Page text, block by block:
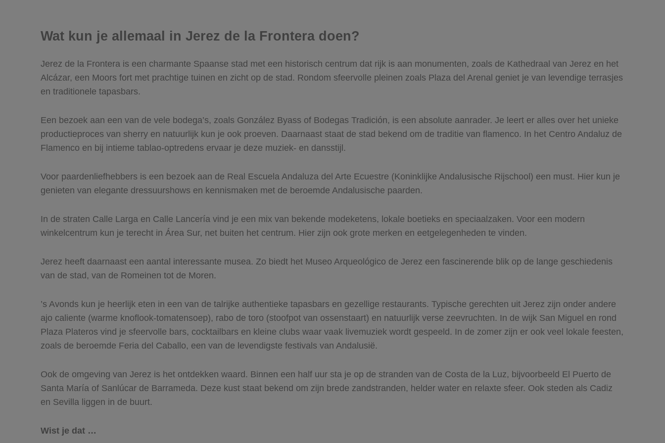
Wat kun je allemaal in Jerez de la Frontera doen?
Jerez de la Frontera is een charmante Spaanse stad met een historisch centrum dat rijk is aan monumenten, zoals de Kathedraal van Jerez en het
Alcázar, een Moors fort met prachtige tuinen en zicht op de stad. Rondom sfeervolle pleinen zoals Plaza del Arenal geniet je van levendige terrasjes
en traditionele tapasbars.
Een bezoek aan een van de vele bodega’s, zoals González Byass of Bodegas Tradición, is een absolute aanrader. Je leert er alles over het unieke
productieproces van sherry en natuurlijk kun je ook proeven. Daarnaast staat de stad bekend om de traditie van flamenco. In het Centro Andaluz de
Flamenco en bij intieme tablao-optredens ervaar je deze muziek- en dansstijl.
Voor paardenliefhebbers is een bezoek aan de Real Escuela Andaluza del Arte Ecuestre (Koninklijke Andalusische Rijschool) een must. Hier kun je
genieten van elegante dressuurshows en kennismaken met de beroemde Andalusische paarden.
In de straten Calle Larga en Calle Lancería vind je een mix van bekende modeketens, lokale boetieks en speciaalzaken. Voor een modern
winkelcentrum kun je terecht in Área Sur, net buiten het centrum. Hier zijn ook grote merken en eetgelegenheden te vinden.
Jerez heeft daarnaast een aantal interessante musea. Zo biedt het Museo Arqueológico de Jerez een fascinerende blik op de lange geschiedenis
van de stad, van de Romeinen tot de Moren.
’s Avonds kun je heerlijk eten in een van de talrijke authentieke tapasbars en gezellige restaurants. Typische gerechten uit Jerez zijn onder andere
ajo caliente (warme knoflook-tomatensoep), rabo de toro (stoofpot van ossenstaart) en natuurlijk verse zeevruchten. In de wijk San Miguel en rond
Plaza Plateros vind je sfeervolle bars, cocktailbars en kleine clubs waar vaak livemuziek wordt gespeeld. In de zomer zijn er ook veel lokale feesten,
zoals de beroemde Feria del Caballo, een van de levendigste festivals van Andalusië.
Ook de omgeving van Jerez is het ontdekken waard. Binnen een half uur sta je op de stranden van de Costa de la Luz, bijvoorbeeld El Puerto de
Santa María of Sanlúcar de Barrameda. Deze kust staat bekend om zijn brede zandstranden, helder water en relaxte sfeer. Ook steden als Cadiz
en Sevilla liggen in de buurt.
Wist je dat …